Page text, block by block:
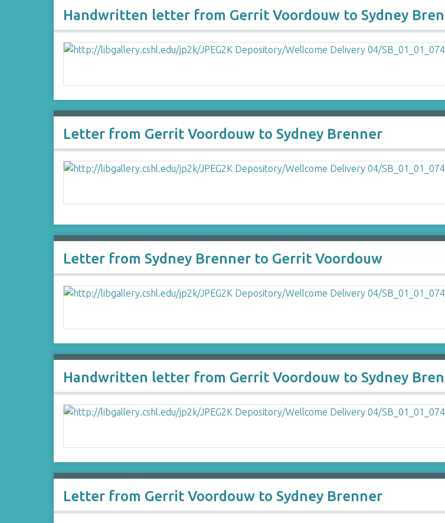
Handwritten letter from Gerrit Voordouw to Sydney
Letter from Gerrit Voordouw to Sydney Brenner
Letter from Sydney Brenner to Gerrit Voordouw
Handwritten letter from Gerrit Voordouw to Sydney
Letter from Gerrit Voordouw to Sydney Brenner